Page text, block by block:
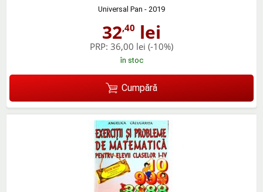
Universal Pan - 2019
32,40 lei
PRP: 36,00 lei (-10%)
în stoc
Cumpără